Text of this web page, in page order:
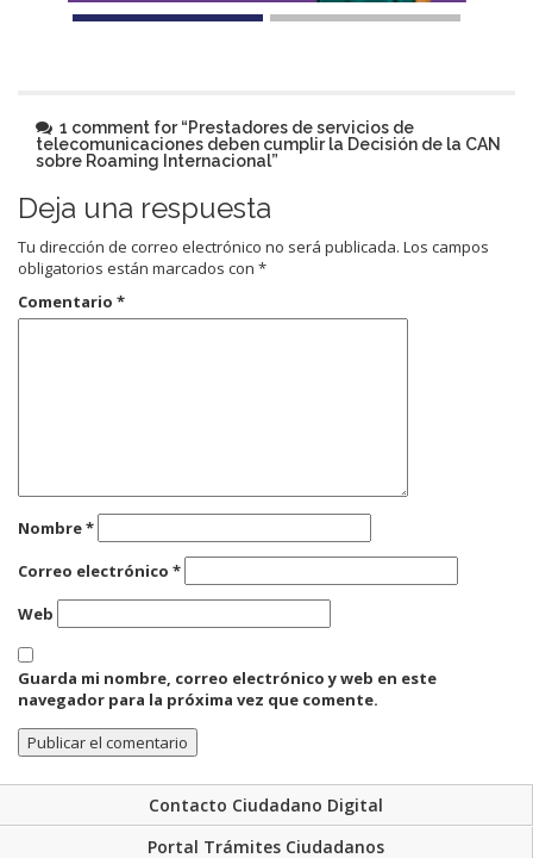
1 comment for “Prestadores de servicios de
telecomunicaciones deben cumplir la Decisión de la CAN
sobre Roaming Internacional”
Deja una respuesta
Tu dirección de correo electrónico no será publicada. Los campos
obligatorios están marcados con *
Comentario *
Nombre*
Correo electrónico *
Web
Guarda mi nombre, correo electrónico y web en este
navegador para la próxima vez que comente.
Contacto Ciudadano Digital
Portal Trámites Ciudadanos